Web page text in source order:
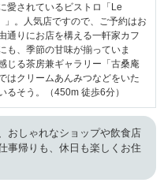
愛されているビストロ「Le
。人気店ですので、ご予約はお
通りにお店を構える一軒家カフ
も、季節の甘味が揃っていま
じる茶房兼ギャラリー「古桑庵
はクリームあんみつなどをいた
そう。（450m 徒歩6分）
おしゃれなショップや飲食店
事帰りも、休日も楽しくお住